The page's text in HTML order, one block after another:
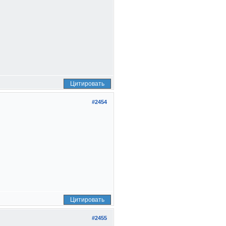
Цитировать
#2454
Цитировать
#2455